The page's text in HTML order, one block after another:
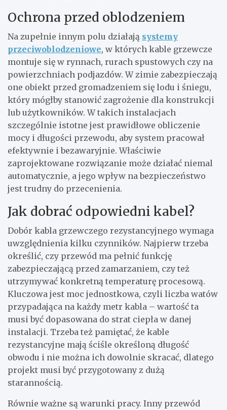
Ochrona przed oblodzeniem
Na zupełnie innym polu działają systemy
przeciwoblodzeniowe, w których kable grzewcze
montuje się w rynnach, rurach spustowych czy na
powierzchniach podjazdów. W zimie zabezpieczają
one obiekt przed gromadzeniem się lodu i śniegu,
który mógłby stanowić zagrożenie dla konstrukcji
lub użytkowników. W takich instalacjach
szczególnie istotne jest prawidłowe obliczenie
mocy i długości przewodu, aby system pracował
efektywnie i bezawaryjnie. Właściwie
zaprojektowane rozwiązanie może działać niemal
automatycznie, a jego wpływ na bezpieczeństwo
jest trudny do przecenienia.
Jak dobrać odpowiedni kabel?
Dobór kabla grzewczego rezystancyjnego wymaga
uwzględnienia kilku czynników. Najpierw trzeba
określić, czy przewód ma pełnić funkcję
zabezpieczającą przed zamarzaniem, czy też
utrzymywać konkretną temperaturę procesową.
Kluczowa jest moc jednostkowa, czyli liczba watów
przypadająca na każdy metr kabla – wartość ta
musi być dopasowana do strat ciepła w danej
instalacji. Trzeba też pamiętać, że kable
rezystancyjne mają ściśle określoną długość
obwodu i nie można ich dowolnie skracać, dlatego
projekt musi być przygotowany z dużą
starannością.
Równie ważne są warunki pracy. Inny przewód